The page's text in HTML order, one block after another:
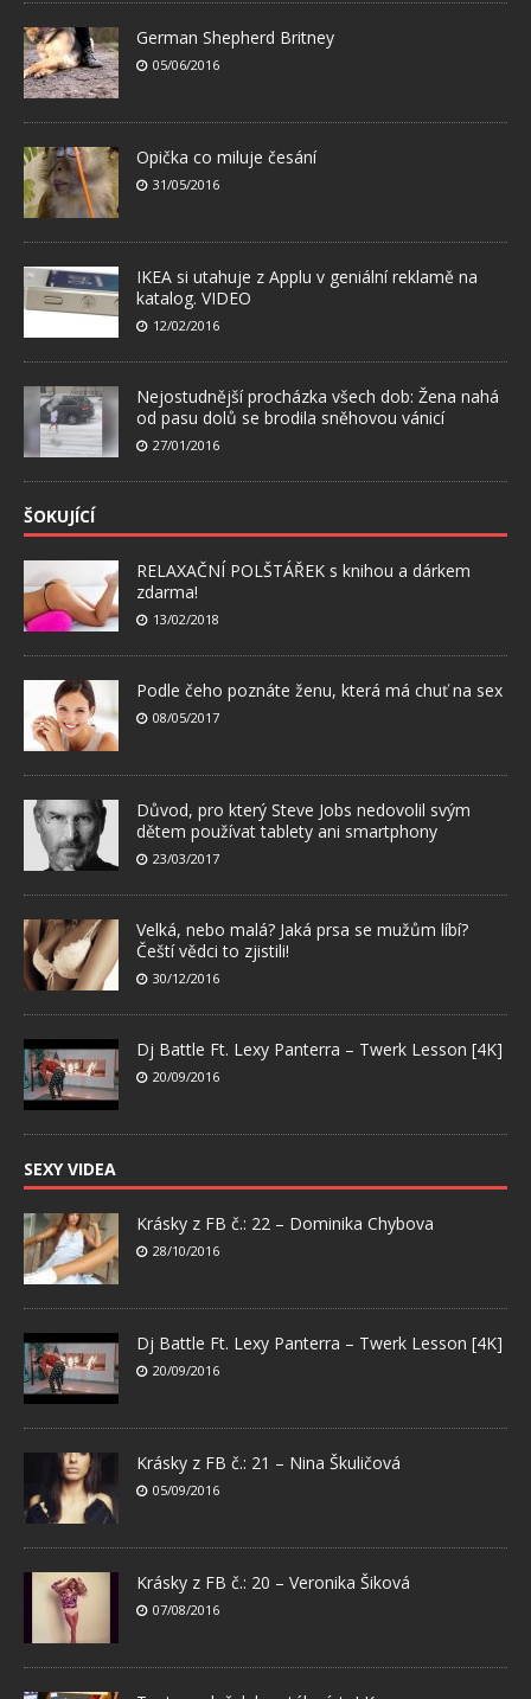
German Shepherd Britney
05/06/2016
Opička co miluje česání
31/05/2016
IKEA si utahuje z Applu v geniální reklamě na
katalog. VIDEO
12/02/2016
Nejostudnější procházka všech dob: Žena nahá
od pasu dolů se brodila sněhovou vánicí
27/01/2016
ŠOKUJÍCÍ
RELAXAČNÍ POLŠTÁŘEK s knihou a dárkem
zdarma!
13/02/2018
Podle čeho poznáte ženu, která má chuť na sex
08/05/2017
Důvod, pro který Steve Jobs nedovolil svým
dětem používat tablety ani smartphony
23/03/2017
Velká, nebo malá? Jaká prsa se mužům líbí?
Čeští vědci to zjistili!
30/12/2016
Dj Battle Ft. Lexy Panterra – Twerk Lesson [4K]
20/09/2016
SEXY VIDEA
Krásky z FB č.: 22 – Dominika Chybova
28/10/2016
Dj Battle Ft. Lexy Panterra – Twerk Lesson [4K]
20/09/2016
Krásky z FB č.: 21 – Nina Škuličová
05/09/2016
Krásky z FB č.: 20 – Veronika Šiková
07/08/2016